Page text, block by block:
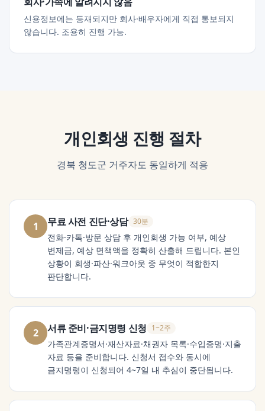
신용정보에는 등재되지만 회사·배우자에게 직접 통보되지
않습니다. 조용히 진행 가능.
개인회생 진행 절차
경북 청도군 거주자도 동일하게 적용
1 무료 사전 진단·상담 30분
전화·카톡·방문 상담 후 개인회생 가능 여부, 예상
변제금, 예상 면책액을 정확히 산출해 드립니다. 본인
상황이 회생·파산·워크아웃 중 무엇이 적합한지
판단합니다.
2 서류 준비·금지명령 신청 1~2주
가족관계증명서·재산자료·채권자 목록·수입증명·지출
자료 등을 준비합니다. 신청서 접수와 동시에
금지명령이 신청되어 4~7일 내 추심이 중단됩니다.